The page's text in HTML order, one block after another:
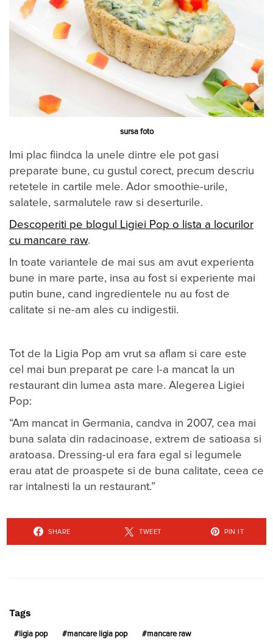
sursa foto
Imi ​plac fiindca la unele dintre ele pot gasi
preparate bune​, cu gustul corect, precum descriu
retetele in cartile mele​​. A​dor smoothie-urile,
salatele, sarmalutele raw si deserturile.
Descoperiti pe blogul Ligiei Pop o lista a locurilor
cu mancare raw.
In toate variantele de mai sus am avut experienta
bune in mare parte, insa au fost si experient​e​ mai
putin bune, cand ingredientele nu au fost de
calitate si ne-am ales cu indigestii.
Tot de la Ligia Pop am vrut sa aflam si care este
cel mai bun preparat pe care l-a mancat la un
restaurant din lumea asta mare. Alegerea Ligiei
Pop:
“Am mancat in Germania, candva in 2007, cea mai
buna salata din radacinoase, extrem de satioasa si
aratoasa. Dressing-ul era fara egal si legumele
erau atat de proaspete si de buna calitate, ceea ce
rar intalnesti la un restaurant.”
SHARE TWEET PIN IT
Tags
ligia pop mancare ligia pop mancare raw